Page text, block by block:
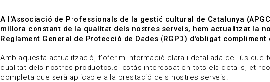
Qui som Línies de treball Projectes
A l'Associació de Professionals de la gestió cultural de Catalunya
millora constant de la qualitat dels nostres serveis, hem actualitzat la
Reglament General de Protecció de Dades (RGPD) d'obligat
Amb aquesta actualització, t'oferim informació clara i detallada de l'ús
qualitat dels nostres productos.si estàs interessat en tots els detalls, et
completa que serà aplicable a la prestació dels nostres serveis.